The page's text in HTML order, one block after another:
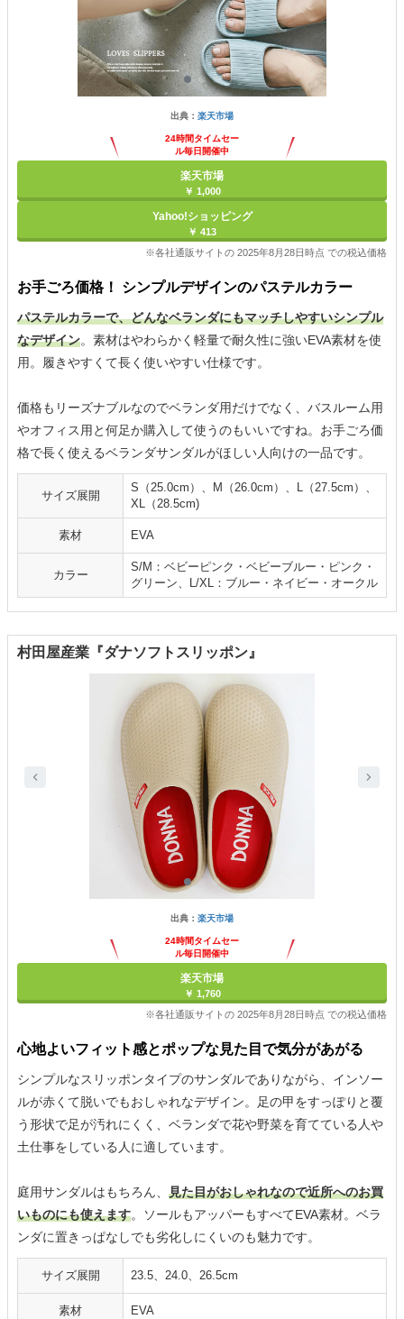
出典： 楽天市場
24時間タイムセー
ル毎日開催中
楽天市場
￥ 1,000
Yahoo!ショッピング
￥ 413
※各社通販サイトの 2025年8月28日時点 での税込価格
お手ごろ価格！ シンプルデザインのパステルカラー
パステルカラーで、どんなベランダにもマッチしやすいシンプル
なデザイン。素材はやわらかく軽量で耐久性に強いEVA素材を使
用。履きやすくて長く使いやすい仕様です。
価格もリーズナブルなのでベランダ用だけでなく、バスルーム用
やオフィス用と何足か購入して使うのもいいですね。お手ごろ価
格で長く使えるベランダサンダルがほしい人向けの一品です。
サイズ展開
S（25.0cm）、M（26.0cm）、L（27.5cm）、
XL（28.5cm)
素材 EVA
カラー
S/M：ベビーピンク・ベビーブルー・ピンク・
グリーン、L/XL：ブルー・ネイビー・オークル
村田屋産業『ダナソフトスリッポン』
出典： 楽天市場
24時間タイムセー
ル毎日開催中
楽天市場
￥ 1,760
※各社通販サイトの 2025年8月28日時点 での税込価格
心地よいフィット感とポップな見た目で気分があがる
シンプルなスリッポンタイプのサンダルでありながら、インソー
ルが赤くて脱いでもおしゃれなデザイン。足の甲をすっぽりと覆
う形状で足が汚れにくく、ベランダで花や野菜を育てている人や
土仕事をしている人に適しています。
庭用サンダルはもちろん、 見た目がおしゃれなので近所へのお買
いものにも使えます。ソールもアッパーもすべてEVA素材。ベラ
ンダに置きっぱなしでも劣化しにくいのも魅力です。
サイズ展開 23.5、24.0、26.5cm
素材 EVA